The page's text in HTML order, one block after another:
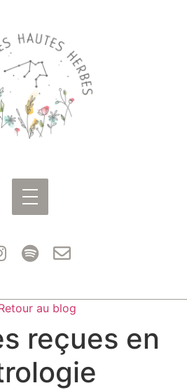
au blog
reçues en